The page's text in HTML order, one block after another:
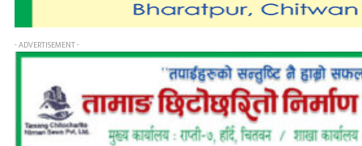
- ADVERTISEMENT -